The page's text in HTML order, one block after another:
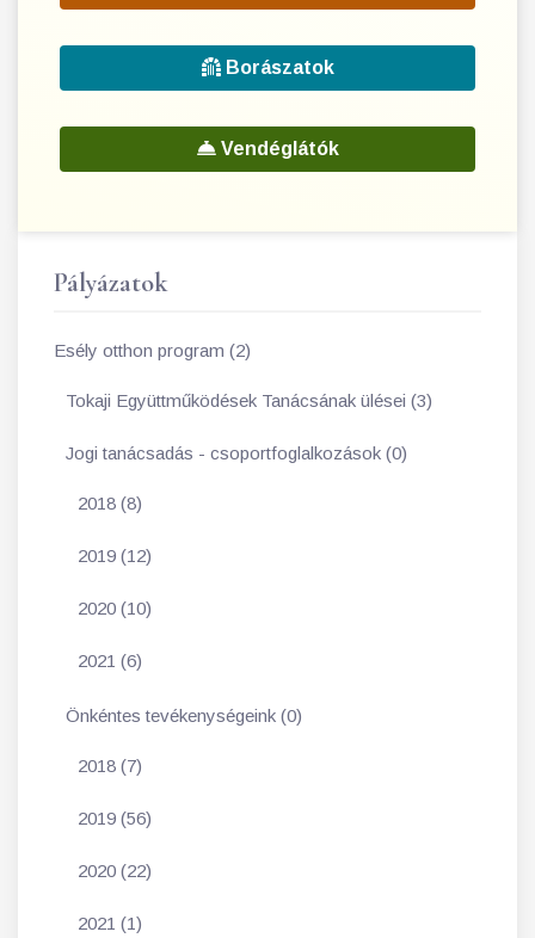
Borászatok
Vendéglátók
Pályázatok
Esély otthon program (2)
Tokaji Együttműködések Tanácsának ülései (3)
Jogi tanácsadás - csoportfoglalkozások (0)
2018 (8)
2019 (12)
2020 (10)
2021 (6)
Önkéntes tevékenységeink (0)
2018 (7)
2019 (56)
2020 (22)
2021 (1)